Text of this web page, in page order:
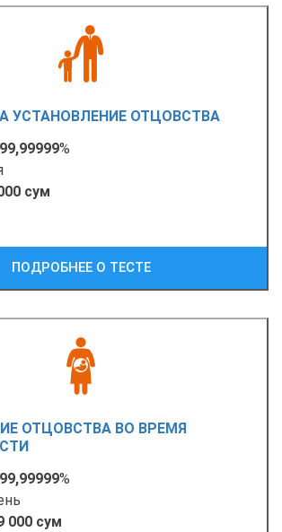
УСТАНОВЛЕНИЕ ОТЦОВСТВА
99,99999%
сум
ПОДРОБНЕЕ О ТЕСТЕ
ОТЦОВСТВА ВО ВРЕМЯ
99,99999%
000 сум